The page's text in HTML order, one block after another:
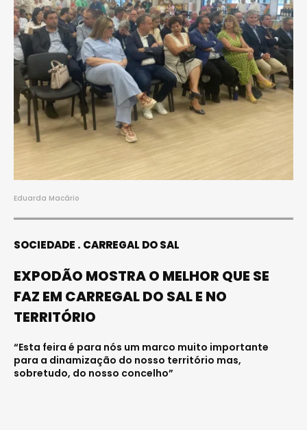
Eduarda Macário
SOCIEDADE CARREGAL DO SAL
EXPODÃO MOSTRA O MELHOR QUE SE
FAZ EM CARREGAL DO SAL E NO
TERRITÓRIO
“Esta feira é para nós um marco muito importante
para a dinamização do nosso território mas,
sobretudo, do nosso concelho”